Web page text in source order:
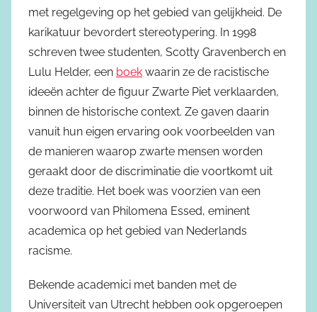
met regelgeving op het gebied van gelijkheid. De
karikatuur bevordert stereotypering. In 1998
schreven twee studenten, Scotty Gravenberch en
Lulu Helder, een boek waarin ze de racistische
ideeën achter de figuur Zwarte Piet verklaarden,
binnen de historische context. Ze gaven daarin
vanuit hun eigen ervaring ook voorbeelden van
de manieren waarop zwarte mensen worden
geraakt door de discriminatie die voortkomt uit
deze traditie. Het boek was voorzien van een
voorwoord van Philomena Essed, eminent
academica op het gebied van Nederlands
racisme.
Bekende academici met banden met de
Universiteit van Utrecht hebben ook opgeroepen